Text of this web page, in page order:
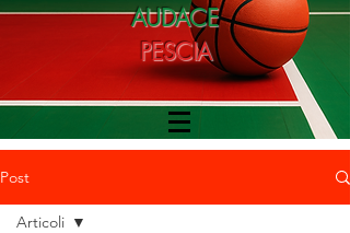
AUDACE
PESCIA
Post
Articoli